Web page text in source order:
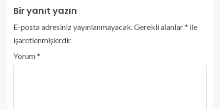
Bir yanıt yazın
E-posta adresiniz yayınlanmayacak.Gerekli alanlar* ile
işaretlenmişlerdir
Yorum*